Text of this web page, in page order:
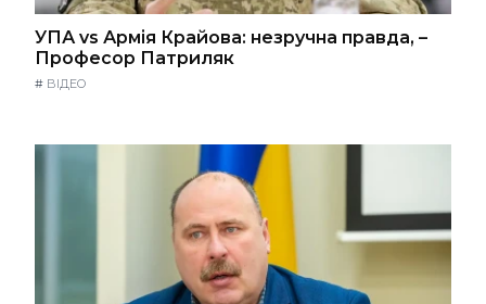
УПА vs Армія Крайова: незручна правда, –
Професор Патриляк
# ВІДЕО